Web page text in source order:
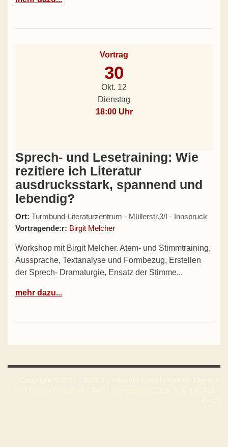
Vortrag
30
Okt. 12
Dienstag
18:00 Uhr
Sprech- und Lesetraining: Wie
rezitiere ich Literatur
ausdrucksstark, spannend und
lebendig?
Ort: Turmbund-Literaturzentrum - Müllerstr.3/I - Innsbruck
Vortragende:r: Birgit Melcher
Workshop mit Birgit Melcher. Atem- und Stimmtraining,
Aussprache, Textanalyse und Formbezug, Erstellen
der Sprech- Dramaturgie, Ensatz der Stimme...
mehr dazu...